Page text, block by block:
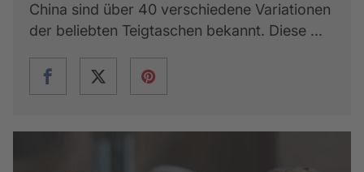
China sind über 40 verschiedene Variationen
der beliebten Teigtaschen bekannt. Diese ...